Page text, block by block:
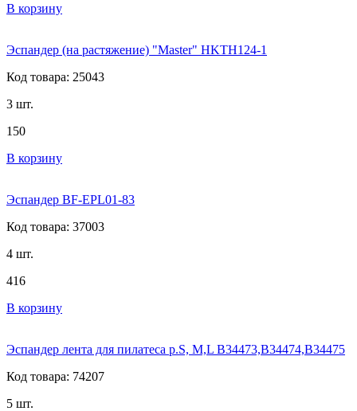
В корзину
Эспандер (на растяжение) "Master" HKTH124-1
Код товара: 25043
3 шт.
150
В корзину
Эспандер BF-EPL01-83
Код товара: 37003
4 шт.
416
В корзину
Эспандер лента для пилатеса р.S, M,L В34473,В34474,В34475
Код товара: 74207
5 шт.